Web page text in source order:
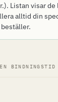
Listan visar
alltid din
BINDNINGSTID